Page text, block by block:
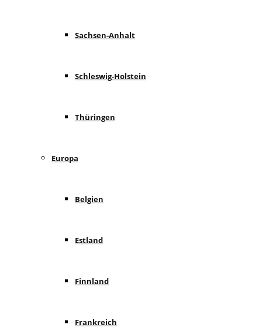
Sachsen-Anhalt
Schleswig-Holstein
Thüringen
Europa
Belgien
Estland
Finnland
Frankreich